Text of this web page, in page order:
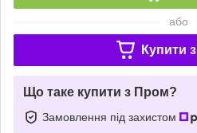
або
Купити з
Що таке купити з Пром?
Замовлення під захистом